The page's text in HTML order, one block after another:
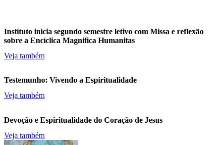
Instituto inicia segundo semestre letivo com Missa e reflexão
sobre a Encíclica Magnifica Humanitas
Veja também
Testemunho: Vivendo a Espiritualidade
Veja também
Devoção e Espiritualidade do Coração de Jesus
Veja também